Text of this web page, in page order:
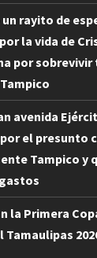
rayito de
la vida de
por
avenida
el presunto
Tampico y
la Primera
Tamaulipas